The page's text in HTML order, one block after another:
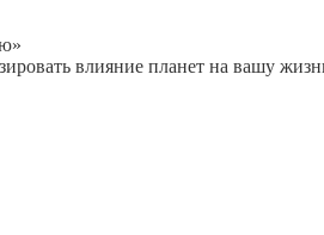
влияние планет на вашу